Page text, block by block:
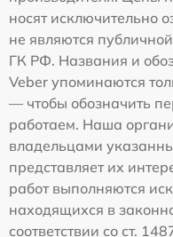
носят исключительно
не являются
ГК РФ. Названия и
Veber упоминаются
— чтобы обозначить
работаем. Наша
владельцами
представляет их
работ выполняются
находящихся в
соответствии со ст.